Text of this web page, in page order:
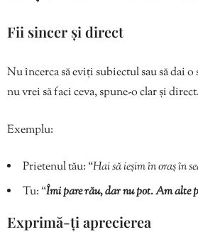
Fii sincer și direct
Nu încerca să eviți subiectul sau să dai o
nu vrei să faci ceva, spune-o clar și direct.
Exemplu:
Prietenul tău: “Hai să ieșim în oraș în
Tu: “Îmi pare rău, dar nu pot. Am alte
Exprimă-ți aprecierea